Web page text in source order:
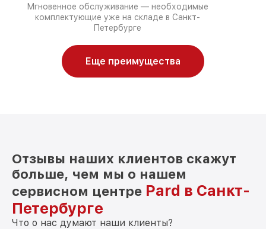
Мгновенное обслуживание — необходимые
комплектующие уже на складе в Санкт-
Петербурге
Еще преимущества
Отзывы наших клиентов скажут
больше, чем мы о нашем
сервисном центре Pard в Санкт-
Петербурге
Что о нас думают наши клиенты?